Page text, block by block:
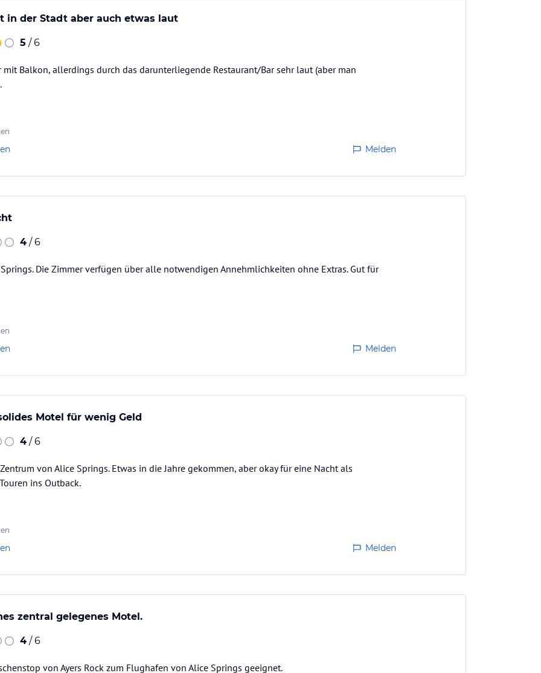
in der Stadt aber auch etwas laut
5 / 6
mit Balkon, allerdings durch das darunterliegende Restaurant/Bar sehr laut (aber man
Melden
4 / 6
Die Zimmer verfügen über alle notwendigen Annehmlichkeiten ohne Extras. Gut für
Melden
Motel für wenig Geld
4 / 6
von Alice Springs. Etwas in die Jahre gekommen, aber okay für eine Nacht als
ins Outback.
Melden
zentral gelegenes Motel.
4 / 6
von Ayers Rock zum Flughafen von Alice Springs geeignet.